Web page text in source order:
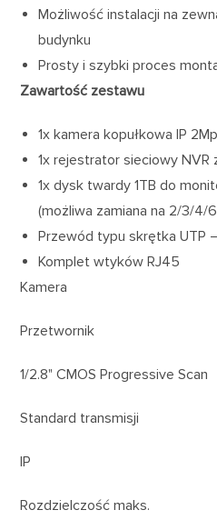
Możliwość instalacji na
budynku
Prosty i szybki proces
Zawartość zestawu
1x kamera kopułkowa IP
1x rejestrator sieciowy NVR
1x dysk twardy 1TB do
(możliwa zamiana na 2/3/4/
Przewód typu skrętka UTP
Komplet wtyków RJ45
Kamera
Przetwornik
1/2.8" CMOS Progressive Scan
Standard transmisji
IP
Rozdzielczość maks.